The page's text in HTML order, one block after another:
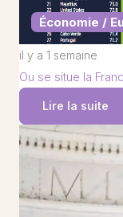
Économie /
il y a 1 semaine
Ou se situe la
Lire la suite